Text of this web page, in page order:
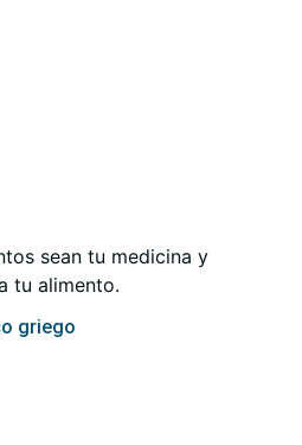
sean tu medicina y
tu alimento.
griego